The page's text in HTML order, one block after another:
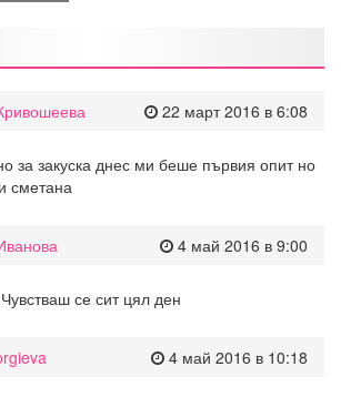
22 март 2016 в 6:08
за закуска днес ми беше първия опит но
сметана
4 май 2016 в 9:00
се сит цял ден
4 май 2016 в 10:18